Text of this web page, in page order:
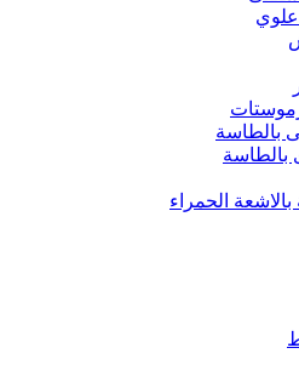
بالطاسة
الحمراء